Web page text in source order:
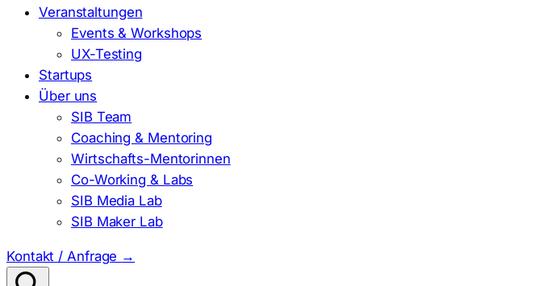
Veranstaltungen
Events & Workshops
UX-Testing
Startups
Über uns
SIB Team
Coaching & Mentoring
Wirtschafts-Mentorinnen
Co-Working & Labs
SIB Media Lab
SIB Maker Lab
Kontakt / Anfrage →